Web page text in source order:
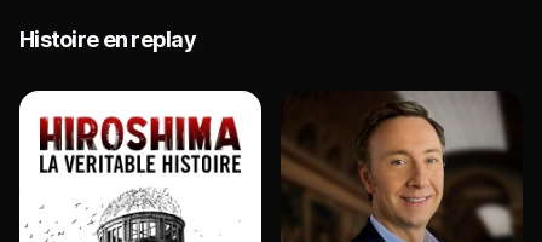
Histoire en replay